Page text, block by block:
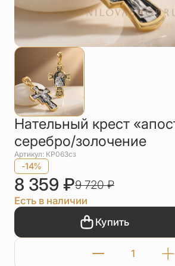
Упаковка
Цепи
Чётки
Другое
Нательный крест
серебро/золочение
Артикул: КР063сз
-14%
8 359 ₽9 720₽
Есть в наличии
Купить